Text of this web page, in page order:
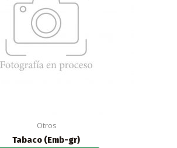
Otros
Tabaco (Emb-gr)